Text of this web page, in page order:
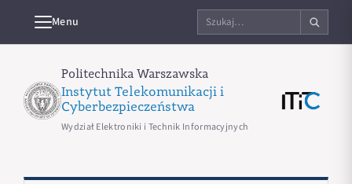
Menu
Szukaj
na
stronie
Politechnika Warszawska
Instytut Telekomunikacji i
Cyberbezpieczeństwa
Wydział Elektroniki i Technik Informacyjnych